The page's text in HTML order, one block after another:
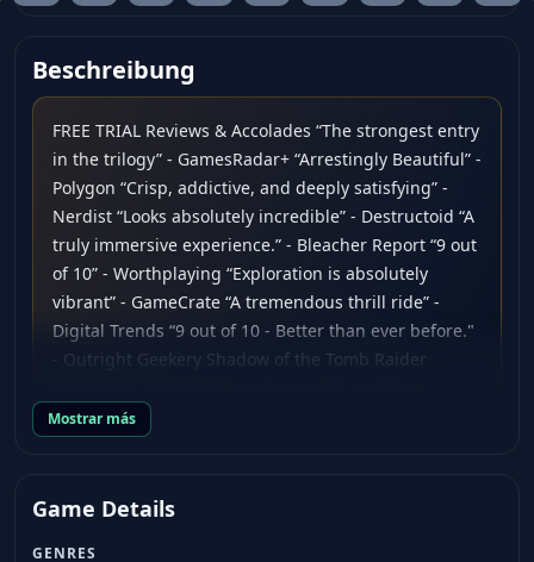
Beschreibung
FREE TRIAL Reviews & Accolades “The strongest entry
in the trilogy” - GamesRadar+ “Arrestingly Beautiful” -
Polygon “Crisp, addictive, and deeply satisfying” -
Nerdist “Looks absolutely incredible” - Destructoid “A
truly immersive experience.” - Bleacher Report “9 out
of 10” - Worthplaying “Exploration is absolutely
vibrant” - GameCrate “A tremendous thrill ride” -
Digital Trends “9 out of 10 - Better than ever before."
- Outright Geekery Shadow of the Tomb Raider
About the Game In Shadow of the Tomb Raider
she is destined to be. Combining the base game, all
Mostrar más
Game Details
GENRES